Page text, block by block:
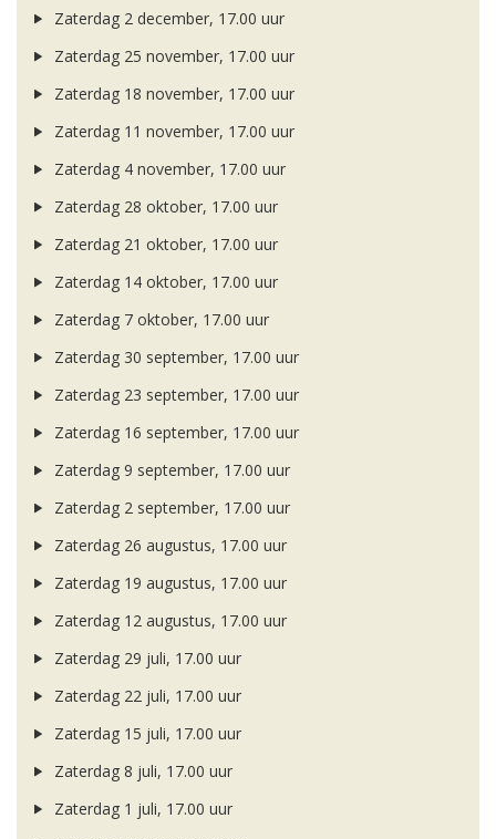
Zaterdag 2 december, 17.00 uur
Zaterdag 25 november, 17.00 uur
Zaterdag 18 november, 17.00 uur
Zaterdag 11 november, 17.00 uur
Zaterdag 4 november, 17.00 uur
Zaterdag 28 oktober, 17.00 uur
Zaterdag 21 oktober, 17.00 uur
Zaterdag 14 oktober, 17.00 uur
Zaterdag 7 oktober, 17.00 uur
Zaterdag 30 september, 17.00 uur
Zaterdag 23 september, 17.00 uur
Zaterdag 16 september, 17.00 uur
Zaterdag 9 september, 17.00 uur
Zaterdag 2 september, 17.00 uur
Zaterdag 26 augustus, 17.00 uur
Zaterdag 19 augustus, 17.00 uur
Zaterdag 12 augustus, 17.00 uur
Zaterdag 29 juli, 17.00 uur
Zaterdag 22 juli, 17.00 uur
Zaterdag 15 juli, 17.00 uur
Zaterdag 8 juli, 17.00 uur
Zaterdag 1 juli, 17.00 uur